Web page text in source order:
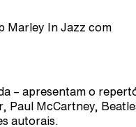
Marley In Jazz com
– apresentam o
Paul McCartney,
autorais.